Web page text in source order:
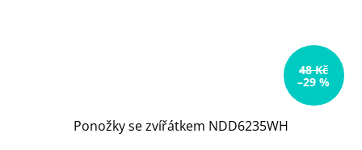
48 Kč
–29 %
Ponožky se zvířátkem NDD6235WH